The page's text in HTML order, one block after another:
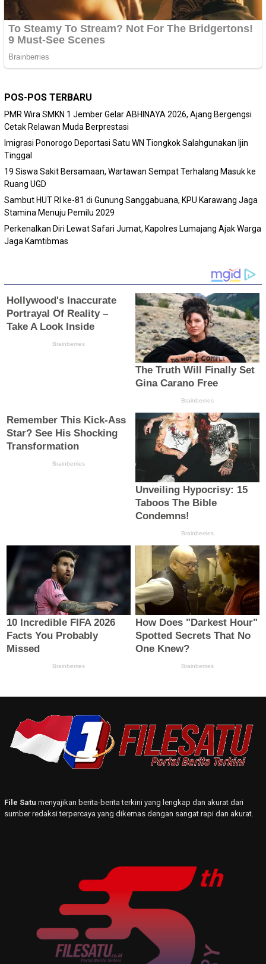
POS-POS TERBARU
PMR Wira SMKN 1 Jember Gelar ABHINAYA 2026, Ajang Bergengsi
Cetak Relawan Muda Berprestasi
Imigrasi Ponorogo Deportasi Satu WN Tiongkok Salahgunakan Ijin
Tinggal
19 Siswa Sakit Bersamaan, Wartawan Sempat Terhalang Masuk ke
Ruang UGD
Sambut HUT RI ke-81 di Gunung Sanggabuana, KPU Karawang Jaga
Stamina Menuju Pemilu 2029
Perkenalkan Diri Lewat Safari Jumat, Kapolres Lumajang Ajak Warga
Jaga Kamtibmas
File Satu menyajikan berita-berita terkini yang lengkap dan akurat dari
sumber redaksi terpercaya yang dikemas dengan sangat rapi dan akurat.